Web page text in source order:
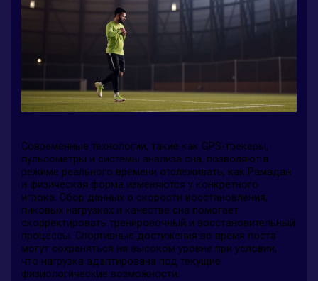
Современные технологии, такие как GPS-трекеры,
пульсометры и системы анализа сна, позволяют в
режиме реального времени отслеживать, как Рамадан
и физическая форма изменяются у конкретного
игрока. Сбор данных о скорости восстановления,
пиковых нагрузках и качестве сна помогает
скорректировать тренировочный и восстановительный
процессы. Спортивные достижения во время поста
могут сохраняться на высоком уровне при условии,
что нагрузка адаптирована под текущие
физиологические возможности.